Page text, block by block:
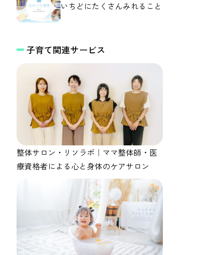
いちどにたくさんみれること
子育て関連サービス
整体サロン・リソラボ｜ママ整体師・医
療資格者による心と身体のケアサロン